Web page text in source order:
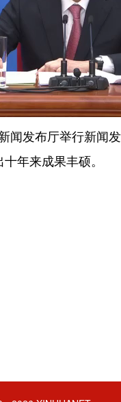
发布厅举行新闻
年来成果丰硕。